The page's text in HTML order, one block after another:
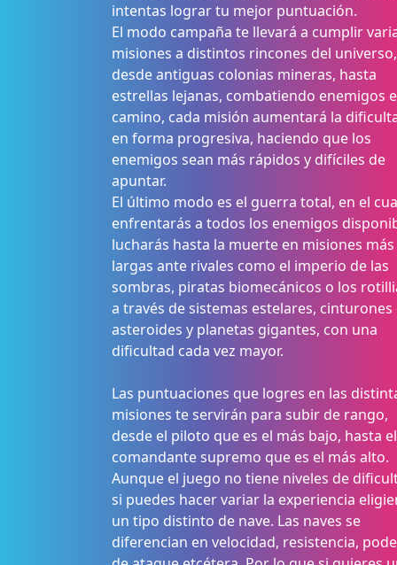
intentas lograr tu mejor puntuación.
El modo campaña te llevará a cumplir
misiones a distintos rincones del universo,
desde antiguas colonias mineras, hasta
estrellas lejanas, combatiendo enemigos
camino, cada misión aumentará la
en forma progresiva, haciendo que los
enemigos sean más rápidos y difíciles de
apuntar.
El último modo es el guerra total, en el
enfrentarás a todos los enemigos
lucharás hasta la muerte en misiones más
largas ante rivales como el imperio de las
sombras, piratas biomecánicos o los
a través de sistemas estelares, cinturones
asteroides y planetas gigantes, con una
dificultad cada vez mayor.
Las puntuaciones que logres en las
misiones te servirán para subir de rango,
desde el piloto que es el más bajo, hasta el
comandante supremo que es el más alto.
Aunque el juego no tiene niveles de
si puedes hacer variar la experiencia
un tipo distinto de nave. Las naves se
diferencian en velocidad, resistencia,